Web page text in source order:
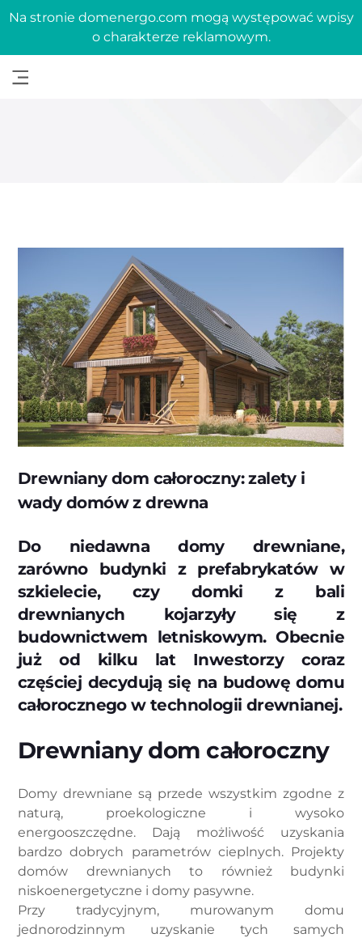
Na stronie domenergo.com mogą występować wpisy
o charakterze reklamowym.
Drewniany dom całoroczny: zalety i
wady domów z drewna
Do niedawna domy drewniane,
zarówno budynki z prefabrykatów w
szkielecie, czy domki z bali
drewnianych kojarzyły się z
budownictwem letniskowym. Obecnie
już od kilku lat Inwestorzy coraz
częściej decydują się na budowę domu
całorocznego w technologii drewnianej.
Drewniany dom całoroczny
Domy drewniane są przede wszystkim zgodne z
naturą, proekologiczne i wysoko
energooszczędne. Dają możliwość uzyskania
bardzo dobrych parametrów cieplnych. Projekty
domów drewnianych to również budynki
niskoenergetyczne i domy pasywne.
Przy tradycyjnym, murowanym domu
jednorodzinnym uzyskanie tych samych